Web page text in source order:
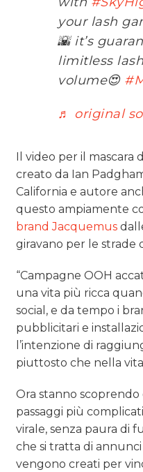
your lash
🌇 it’s
limitless
volume😍
♬ original
Il video per il
creato da Ian
California e autore
questo ampiamente
brand Jacquemus
giravano per le strade
“Campagne OOH
una vita più ricca
social, e da tempo i
pubblicitari e
l’intenzione di
piuttosto che nella
Ora stanno
passaggi più
virale, senza paura di
che si tratta di
vengono creati per